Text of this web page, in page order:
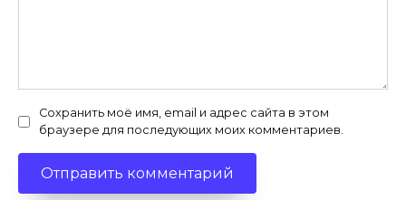
Сохранить моё имя, email и адрес сайта в этом
браузере для последующих моих комментариев.